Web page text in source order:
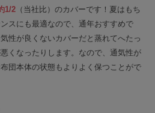
1/2 （当社比）のカバーです！夏はもち
スにも最適なので、通年おすすめで
性が良くないカバーだと蒸れてへたっ
くなったりします。なので、通気性が
団本体の状態もよりよく保つことがで